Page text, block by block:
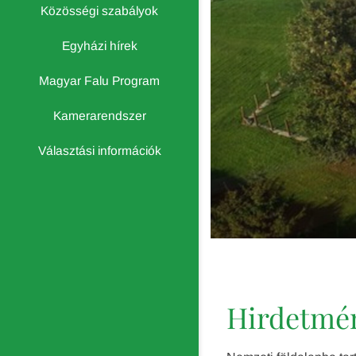
Közösségi szabályok
Egyházi hírek
Magyar Falu Program
Kamerarendszer
Választási információk